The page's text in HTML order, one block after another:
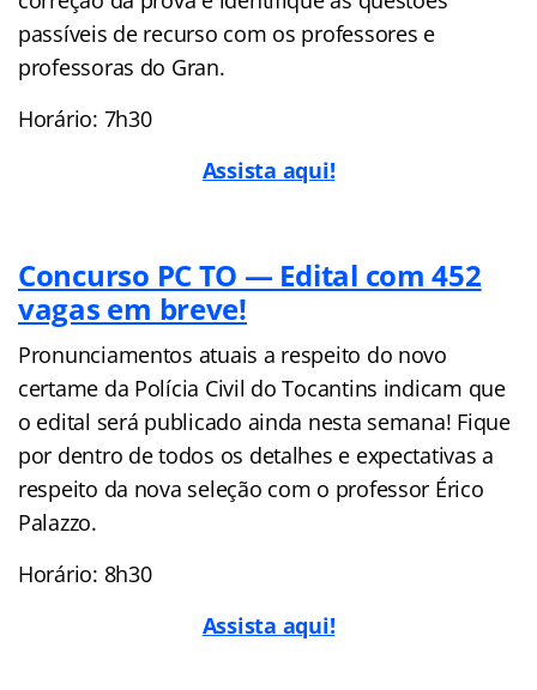
passíveis de recurso com os professores e
professoras do Gran.
Horário: 7h30
Assista aqui!
Concurso PC TO — Edital com 452
vagas em breve!
Pronunciamentos atuais a respeito do novo
certame da Polícia Civil do Tocantins indicam que
o edital será publicado ainda nesta semana! Fique
por dentro de todos os detalhes e expectativas a
respeito da nova seleção com o professor Érico
Palazzo.
Horário: 8h30
Assista aqui!